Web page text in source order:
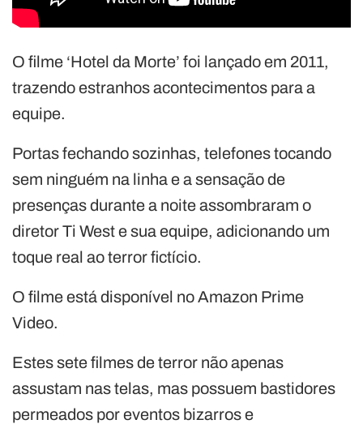
O filme ‘Hotel da Morte’ foi lançado em 2011,
trazendo estranhos acontecimentos para a
equipe.
Portas fechando sozinhas, telefones tocando
sem ninguém na linha e a sensação de
presenças durante a noite assombraram o
diretor Ti West e sua equipe, adicionando um
toque real ao terror fictício.
O filme está disponível no Amazon Prime
Video.
Estes sete filmes de terror não apenas
assustam nas telas, mas possuem bastidores
permeados por eventos bizarros e